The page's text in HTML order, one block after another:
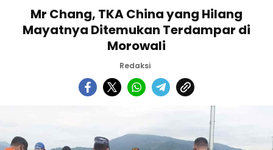
Mr Chang, TKA China yang Hilang
Mayatnya Ditemukan Terdampar di
Morowali
Redaksi